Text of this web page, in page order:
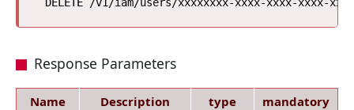
Response Parameters
Name Description type mandatory